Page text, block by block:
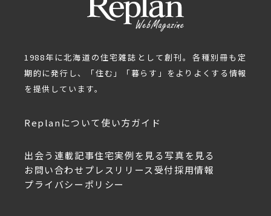
1988年に北海道の住宅雑誌として創刊。各種別冊も定
期的に発行し、「住む」「暮らす」をよりよくする情報
を提供しています。
Replanについて使い方ガイド
出会う 連載記事住宅実例を見る写真を見る
お問い合わせ プレスリリース受付採用情報
プライバシーポリシー